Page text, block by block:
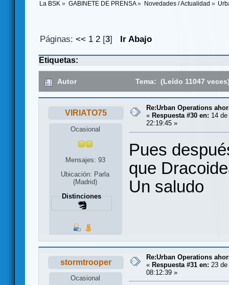
La BSK » GABINETE DE PRENSA» Novedades / Actualidad »
Páginas:<< 1 2 [3] Ir Abajo
Etiquetas:
Autor Tema: (Leído 11047
VIRIATO75
Ocasional
Mensajes: 93
Ubicación: Parla
(Madrid)
Distinciones
Re:Urban Operations
« Respuesta #30 en: 14
22:19:45 »
Pues
que
Un saludo
stormtrooper
Ocasional
Re:Urban Operations
« Respuesta #31 en: 23
08:12:39 »